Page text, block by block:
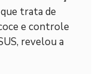
trata de
e controle
revelou a